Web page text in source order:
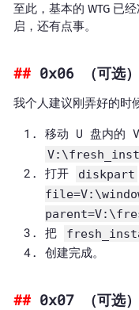
至此，基本的 WTG 已
启，还有点事。
0x06 （可选
我个人建议刚弄好的时
移动 U 盘内的
打开 diskpart
把
创建完成。
0x07 （可选